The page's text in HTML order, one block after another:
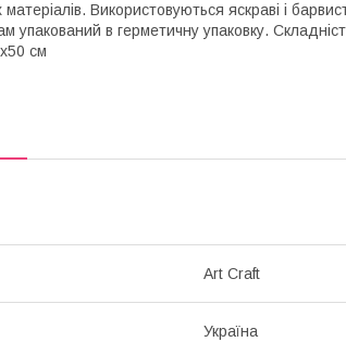
матеріалів. Використовуються яскраві і
в герметичну упаковку.
см
Art Craft
Україна